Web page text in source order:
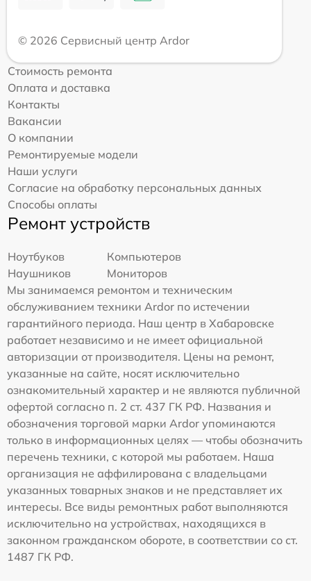
© 2026 Сервисный центр Ardor
Стоимость ремонта
Оплата и доставка
Контакты
Вакансии
О компании
Ремонтируемые модели
Наши услуги
Согласие на обработку персональных данных
Способы оплаты
Ремонт устройств
Ноутбуков
Компьютеров
Наушников
Мониторов
Мы занимаемся ремонтом и техническим
обслуживанием техники Ardor по истечении
гарантийного периода. Наш центр в Хабаровске
работает независимо и не имеет официальной
авторизации от производителя. Цены на ремонт,
указанные на сайте, носят исключительно
ознакомительный характер и не являются публичной
офертой согласно п. 2 ст. 437 ГК РФ. Названия и
обозначения торговой марки Ardor упоминаются
только в информационных целях — чтобы обозначить
перечень техники, с которой мы работаем. Наша
организация не аффилирована с владельцами
указанных товарных знаков и не представляет их
интересы. Все виды ремонтных работ выполняются
исключительно на устройствах, находящихся в
законном гражданском обороте, в соответствии со ст.
1487 ГК РФ.